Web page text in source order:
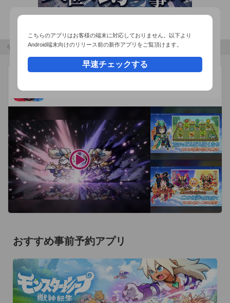
● 簡単に写真を共有！
LINEはもちろん、FacebookやTwitterなど、
いろんなSNSに写真を共有できるよ。
● 動画撮影
楽しくてキュートなスタンプを使って動画を撮影できます。
【カメラの機能一覧】
・正方形（1:1）と長方形（3:4）の撮影
・セルフタイマー撮影
・タッチ撮影
・グリッド表示 / 水準器表示
【デコレーションの機能一覧】
・100種類以上のフレーム
・200種類のブラシ
・100種類以上のフォントテキスト
・スタンプになるブラシとテキスト
その他のおすすめコンテンツ
おすすめ事前予約アプリ
こちらのアプリはお客様の端末に対応しておりません。以下より
Android端末向けのリリース前の新作アプリをご覧頂けます。
早速チェックする